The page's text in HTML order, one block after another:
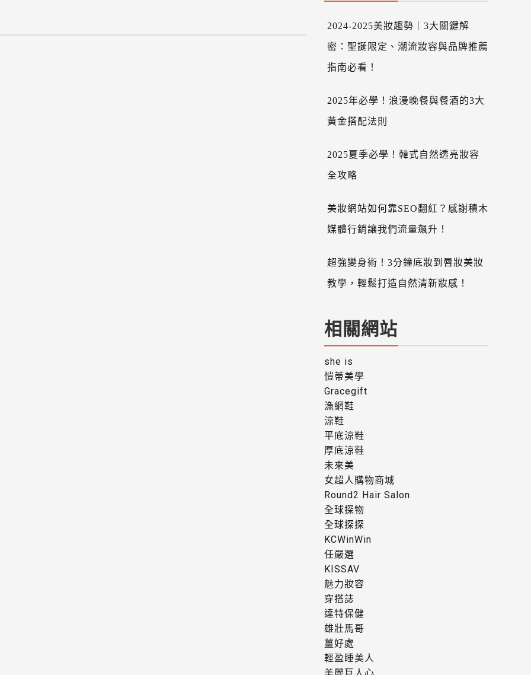
2024-2025美妝趨勢｜3大關鍵解
密：聖誕限定、潮流妝容與品牌推薦
指南必看！
2025年必學！浪漫晚餐與餐酒的3大
黃金搭配法則
2025夏季必學！韓式自然透亮妝容
全攻略
美妝網站如何靠SEO翻紅？感謝積木
媒體行銷讓我們流量飆升！
超強變身術！3分鐘底妝到唇妝美妝
教學，輕鬆打造自然清新妝感！
相關網站
she is
愷蒂美學
Gracegift
漁網鞋
涼鞋
平底涼鞋
厚底涼鞋
未來美
女超人購物商城
Round2 Hair Salon
全球探物
全球探探
KCWinWin
任嚴選
KISSAV
魅力妝容
穿搭誌
達特保健
雄壯馬哥
薑好處
輕盈睡美人
美麗巨人心